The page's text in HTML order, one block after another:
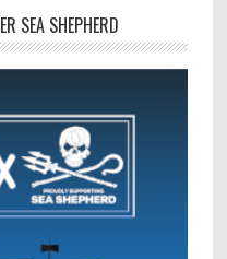
SEA SHEPHERD